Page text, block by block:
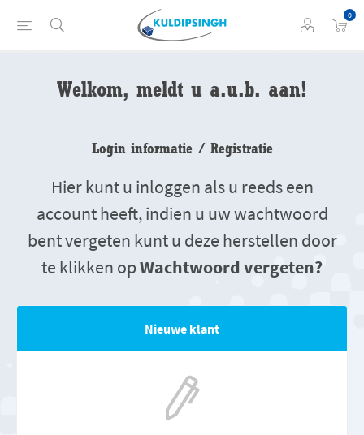
0
Welkom, meldt u a.u.b. aan!
Login informatie / Registratie
Hier kunt u inloggen als u reeds een
account heeft, indien u uw wachtwoord
bent vergeten kunt u deze herstellen door
te klikken opWachtwoord vergeten?
Nieuwe klant